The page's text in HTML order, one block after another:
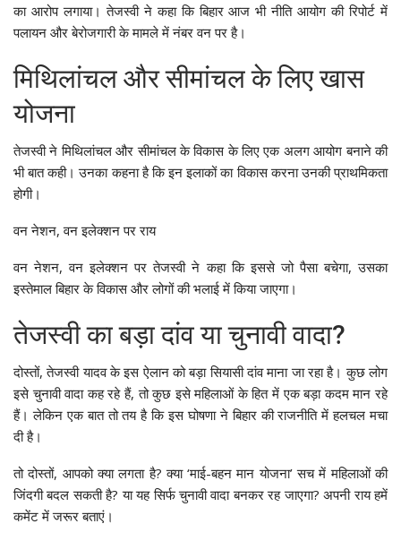
का आरोप लगाया। तेजस्वी ने कहा कि बिहार आज भी नीति आयोग की रिपोर्ट में
पलायन और बेरोजगारी के मामले में नंबर वन पर है।
मिथिलांचल और सीमांचल के लिए खास
योजना
तेजस्वी ने मिथिलांचल और सीमांचल के विकास के लिए एक अलग आयोग बनाने की
भी बात कही। उनका कहना है कि इन इलाकों का विकास करना उनकी प्राथमिकता
होगी।
वन नेशन, वन इलेक्शन पर राय
वन नेशन, वन इलेक्शन पर तेजस्वी ने कहा कि इससे जो पैसा बचेगा, उसका
इस्तेमाल बिहार के विकास और लोगों की भलाई में किया जाएगा।
तेजस्वी का बड़ा दांव या चुनावी वादा?
दोस्तों, तेजस्वी यादव के इस ऐलान को बड़ा सियासी दांव माना जा रहा है। कुछ लोग
इसे चुनावी वादा कह रहे हैं, तो कुछ इसे महिलाओं के हित में एक बड़ा कदम मान रहे
हैं। लेकिन एक बात तो तय है कि इस घोषणा ने बिहार की राजनीति में हलचल मचा
दी है।
तो दोस्तों, आपको क्या लगता है? क्या ‘माई-बहन मान योजना’ सच में महिलाओं की
जिंदगी बदल सकती है? या यह सिर्फ चुनावी वादा बनकर रह जाएगा? अपनी राय हमें
कमेंट में जरूर बताएं।